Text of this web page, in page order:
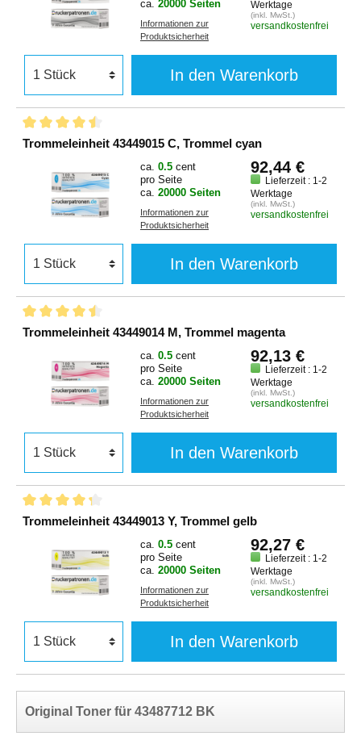
ca. 20000 Seiten
Informationen zur
Produktsicherheit
Werktage
(inkl. MwSt.)
versandkostenfrei
In den Warenkorb
Trommeleinheit 43449015 C, Trommel cyan
ca. 0.5 cent
pro Seite
ca. 20000 Seiten
Informationen zur
Produktsicherheit
92,44 €
Lieferzeit : 1-2
Werktage
(inkl. MwSt.)
versandkostenfrei
In den Warenkorb
Trommeleinheit 43449014 M, Trommel magenta
ca. 0.5 cent
pro Seite
ca. 20000 Seiten
Informationen zur
Produktsicherheit
92,13 €
Lieferzeit : 1-2
Werktage
(inkl. MwSt.)
versandkostenfrei
In den Warenkorb
Trommeleinheit 43449013 Y, Trommel gelb
ca. 0.5 cent
pro Seite
ca. 20000 Seiten
Informationen zur
Produktsicherheit
92,27 €
Lieferzeit : 1-2
Werktage
(inkl. MwSt.)
versandkostenfrei
In den Warenkorb
Original Toner für 43487712 BK